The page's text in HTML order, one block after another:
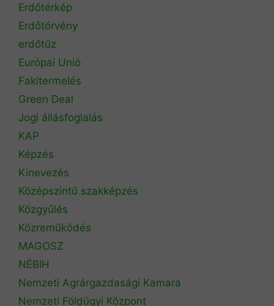
Erdőtérkép
Erdőtörvény
erdőtűz
Európai Unió
Fakitermelés
Green Deal
Jogi állásfoglalás
KAP
Képzés
Kinevezés
Középszintű szakképzés
Közgyűlés
Közreműködés
MAGOSZ
NÉBIH
Nemzeti Agrárgazdasági Kamara
Nemzeti Földügyi Központ